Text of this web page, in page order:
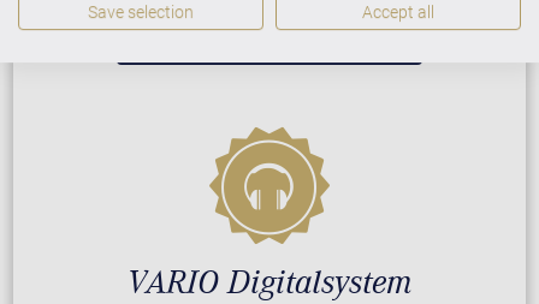
GARANTIEBEDINGUNGEN
VARIO Digitalsystem
Save selection Accept all